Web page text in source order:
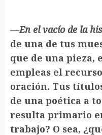
—En el vacío de la
de una de tus
que de una pieza,
empleas el
oración. Tus
de una poética a
resulta primario
trabajo? O sea,